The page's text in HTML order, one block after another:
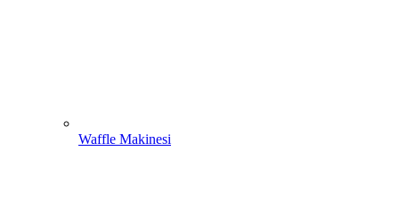
Waffle Makinesi